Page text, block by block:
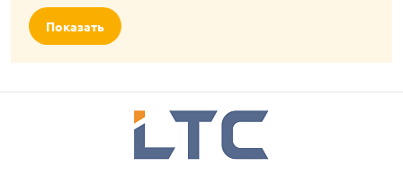
Показать